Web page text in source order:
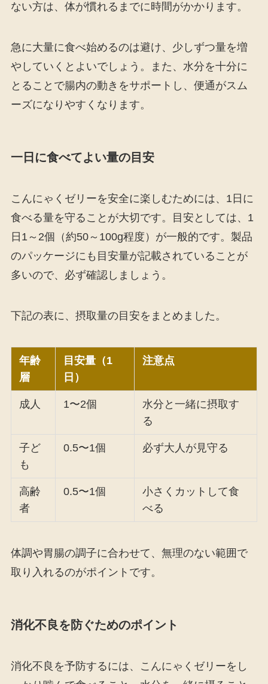
ない方は、体が慣れるまでに時間がかかります。
急に大量に食べ始めるのは避け、少しずつ量を増
やしていくとよいでしょう。また、水分を十分に
とることで腸内の動きをサポートし、便通がスム
ーズになりやすくなります。
一日に食べてよい量の目安
こんにゃくゼリーを安全に楽しむためには、1日に
食べる量を守ることが大切です。目安としては、1
日1～2個（約50～100g程度）が一般的です。製品
のパッケージにも目安量が記載されていることが
多いので、必ず確認しましょう。
下記の表に、摂取量の目安をまとめました。
年齢
層
目安量（1
日）
注意点
成人 1〜2個
水分と一緒に摂取す
る
子ど
も
0.5〜1個 必ず大人が見守る
高齢
者
0.5〜1個
小さくカットして食
べる
体調や胃腸の調子に合わせて、無理のない範囲で
取り入れるのがポイントです。
消化不良を防ぐためのポイント
消化不良を予防するには、こんにゃくゼリーをし